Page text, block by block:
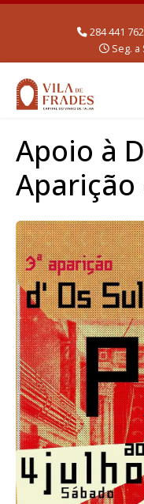
284 441 762
Seg. a
Apoio à
Aparição